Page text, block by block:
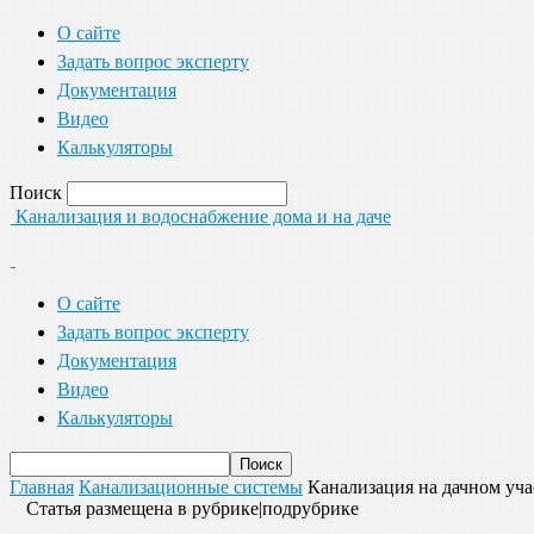
О сайте
Задать вопрос эксперту
Документация
Видео
Калькуляторы
Поиск
Канализация и водоснабжение дома и на даче
О сайте
Задать вопрос эксперту
Документация
Видео
Калькуляторы
Главная Канализационные системы Канализация на дачном
Статья размещена в рубрике|подрубрике